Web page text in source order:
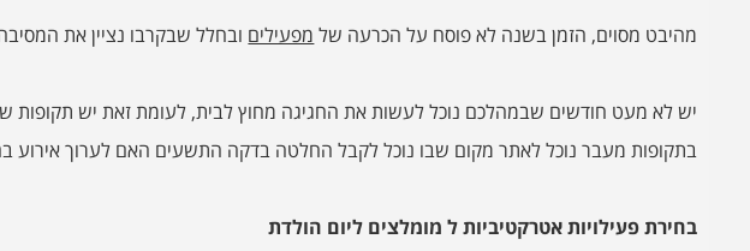
מהיבט מסוים, הזמן בשנה לא פוסח על הכרעה של מפעילים ובחלל שבקרבו נציין את
יש לא מעט חודשים שבמהלכם נוכל לעשות את החגיגה מחוץ לבית, לעומת זאת יש תקופות
בתקופות מעבר נוכל לאתר מקום שבו נוכל לקבל החלטה בדקה התשעים האם לערוך אירוע
בחירת פעילויות אטרקטיביות ל מומלצים ליום הולדת